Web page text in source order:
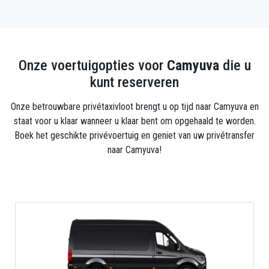
privéluchthaventransfer zult besteden.
Onze voertuigopties voor Camyuvadie u
kunt reserveren
Onze betrouwbare privétaxivloot brengt u op tijd naar Camyuva en
staat voor u klaar wanneer u klaar bent om opgehaald te worden.
Boek het geschikte privévoertuig en geniet van uw privétransfer
naar Camyuva!